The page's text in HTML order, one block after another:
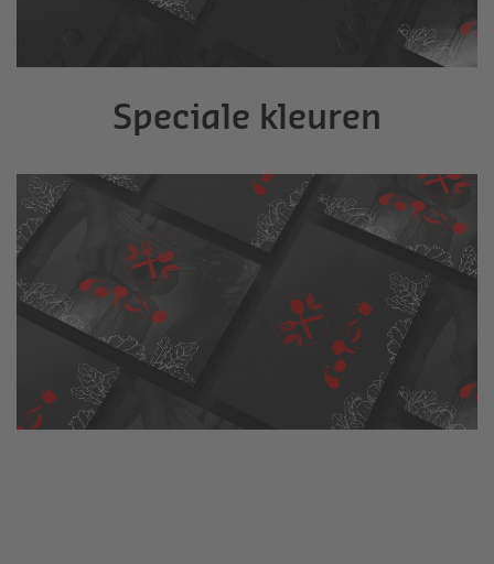
Speciale kleuren